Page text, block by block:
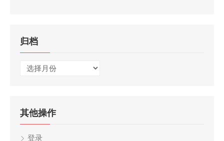
归档
归
其他操作
登录